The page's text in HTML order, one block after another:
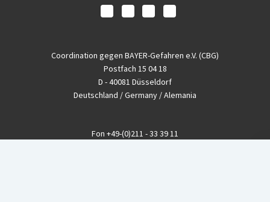
Coordination gegen BAYER-Gefahren e.V. (CBG)
Postfach 15 04 18
D - 40081 Düsseldorf
Deutschland / Germany / Alemania
Fon +49-(0)211 - 33 39 11